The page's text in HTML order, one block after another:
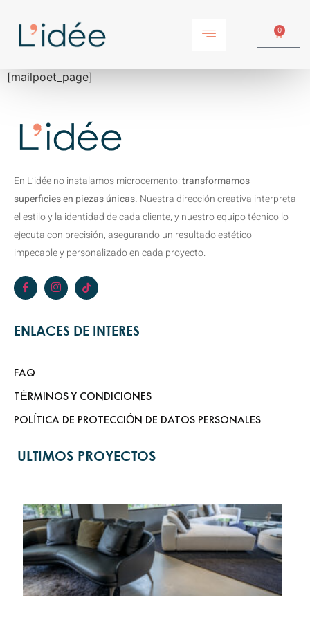
0
[mailpoet_page]
En L’idée no instalamos microcemento:transformamos
superficies en piezas únicas. Nuestra dirección creativa interpreta
el estilo y la identidad de cada cliente, y nuestro equipo técnico lo
ejecuta con precisión, asegurando un resultado estético
impecable y personalizado en cada proyecto.
ENLACES DE INTERES
FAQ
TÉRMINOS Y CONDICIONES
POLÍTICA DE PROTECCIÓN DE DATOS PERSONALES
ULTIMOS PROYECTOS